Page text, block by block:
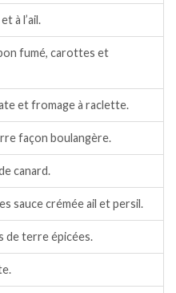
à l’ail.
fumé, carottes et
et fromage à raclette.
façon boulangère.
canard.
sauce crémée ail et persil.
de terre épicées.